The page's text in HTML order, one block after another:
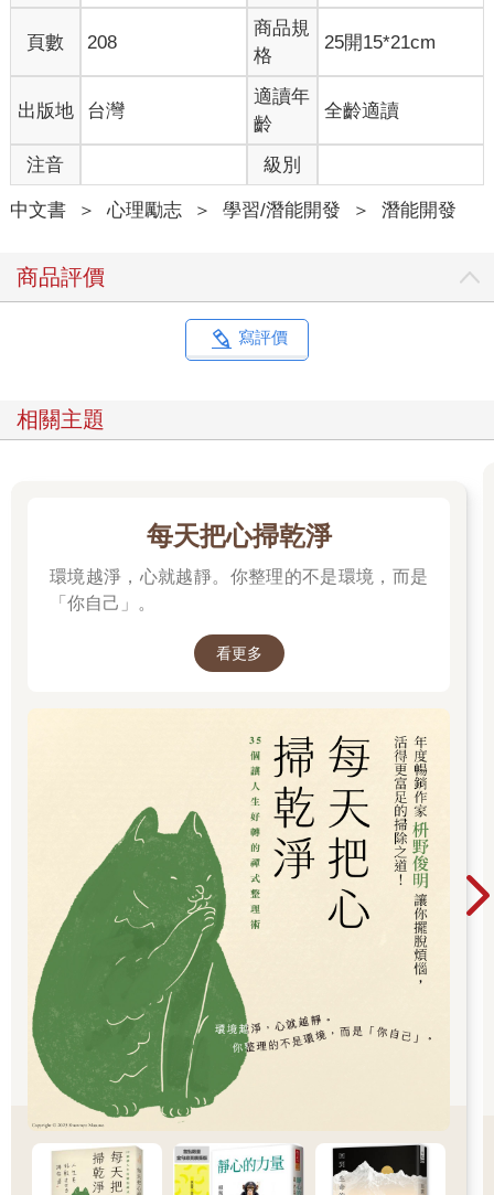
頁數 208
商品規
格
25開15*21cm
出版地 台灣
適讀年
齡
全齡適讀
注音 級別
中文書 ＞ 心理勵志 ＞ 學習/潛能開發 ＞ 潛能開發
商品評價
寫評價
相關主題
每天把心掃乾淨
環境越淨，心就越靜。你整理的不是環境，而是
「你自己」。
看更多